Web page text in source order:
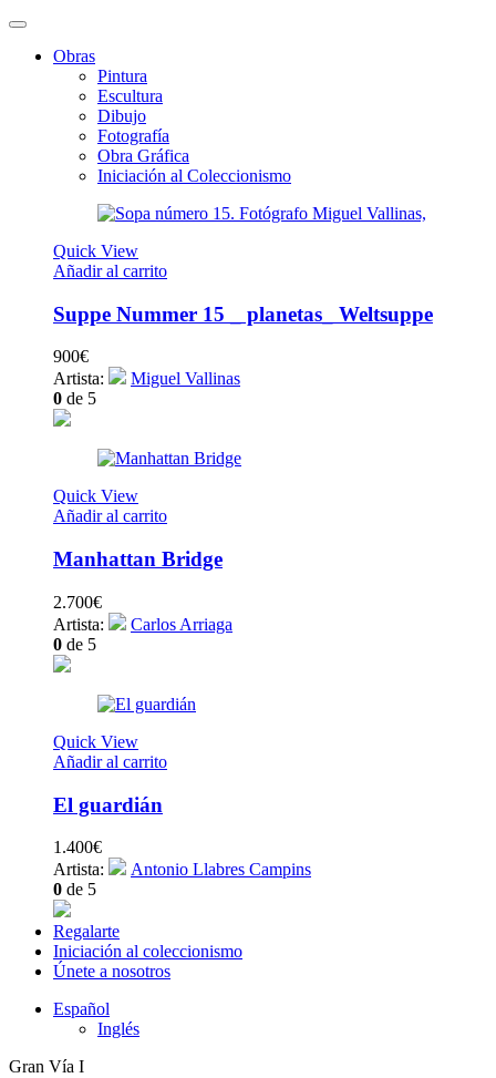
Obras
Pintura
Escultura
Dibujo
Fotografía
Obra Gráfica
Iniciación al Coleccionismo
Quick View
Añadir al carrito
Suppe Nummer 15 _ planetas_ Weltsuppe
900€
Artista:
Miguel Vallinas
0 de 5
Quick View
Añadir al carrito
Manhattan Bridge
2.700€
Artista:
Carlos Arriaga
0 de 5
Quick View
Añadir al carrito
El guardián
1.400€
Artista:
Antonio Llabres Campins
0 de 5
Regalarte
Iniciación al coleccionismo
Únete a nosotros
Español
Inglés
Gran Vía I